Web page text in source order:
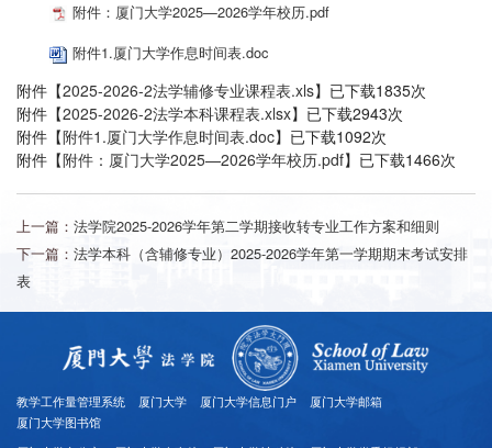
附件：厦门大学2025—2026学年校历.pdf
附件1.厦门大学作息时间表.doc
附件【2025-2026-2法学辅修专业课程表.xls】已下载1835次
附件【2025-2026-2法学本科课程表.xlsx】已下载2943次
附件【附件1.厦门大学作息时间表.doc】已下载1092次
附件【附件：厦门大学2025—2026学年校历.pdf】已下载1466次
上一篇： 法学院2025-2026学年第二学期接收转专业工作方案和细则
下一篇： 法学本科（含辅修专业）2025-2026学年第一学期期末考试安排
表
教学工作量管理系统 厦门大学 厦门大学信息门户
厦门大学邮箱
厦门大学图书馆